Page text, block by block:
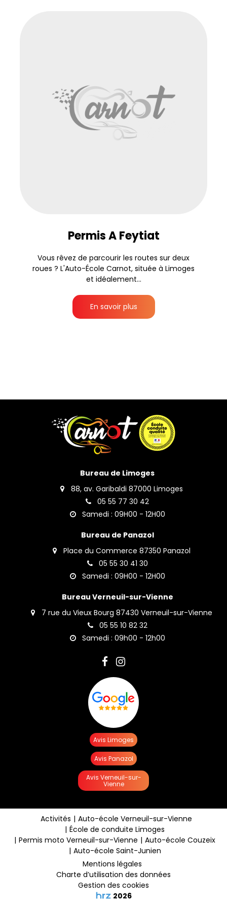
Permis A Feytiat
Vous rêvez de parcourir les routes sur deux
roues ? L'Auto-École Carnot, située à Limoges
et idéalement...
En savoir plus
Bureau de Limoges
88, av. Garibaldi 87000 Limoges
05 55 77 30 42
Samedi : 09H00 - 12H00
Bureau de Panazol
Place du Commerce 87350 Panazol
05 55 30 41 30
Samedi : 09H00 - 12H00
Bureau Verneuil-sur-Vienne
7 rue du Vieux Bourg 87430 Verneuil-sur-Vienne
05 55 10 82 32
Samedi : 09h00 - 12h00
Avis Limoges
Avis Panazol
Avis Verneuil-sur-
Vienne
Activités
Auto-école Verneuil-sur-Vienne
École de conduite Limoges
Permis moto Verneuil-sur-Vienne
Auto-école Couzeix
Auto-école Saint-Junien
Mentions légales
Charte d’utilisation des données
Gestion des cookies
2026